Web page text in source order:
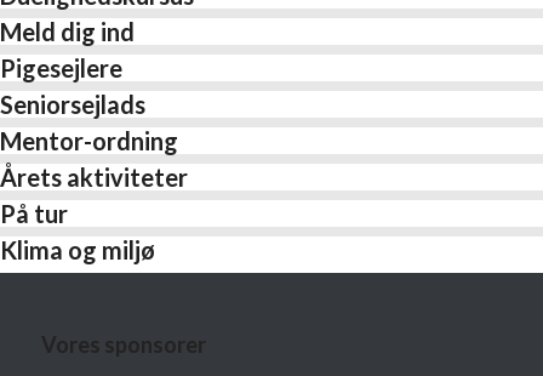
Meld dig ind
Pigesejlere
Seniorsejlads
Mentor-ordning
Årets aktiviteter
På tur
Klima og miljø
Vores sponsorer